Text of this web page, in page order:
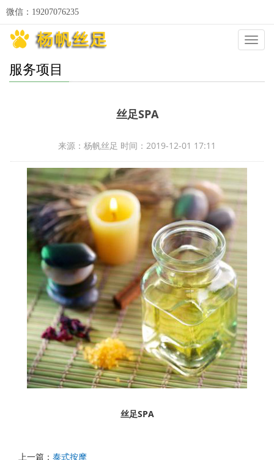
微信：19207076235
服务项目
丝足SPA
来源：杨帆丝足 时间：2019-12-01 17:11
丝足SPA
上一篇： 泰式按摩